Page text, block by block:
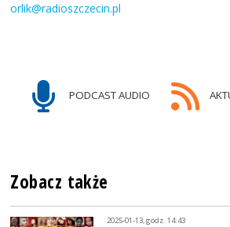
orlik@radioszczecin.pl
PODCAST AUDIO
Zobacz także
2025-01-13, godz. 14:43